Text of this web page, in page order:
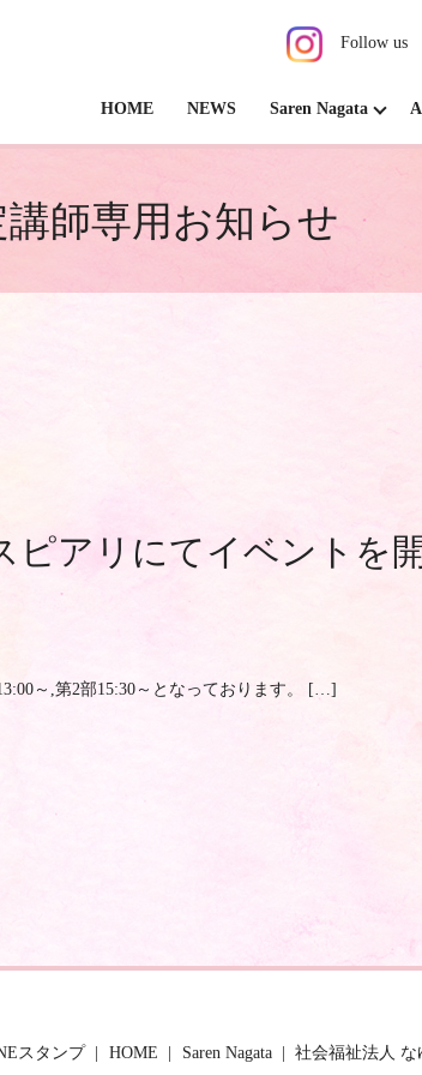
Follow us
HOME NEWS Saren Nagata
講師専用お知らせ
ピアリにてイベントを
～,第2部15:30～となっております。 […]
スタンプ HOME Saren Nagata 社会福祉法人 な